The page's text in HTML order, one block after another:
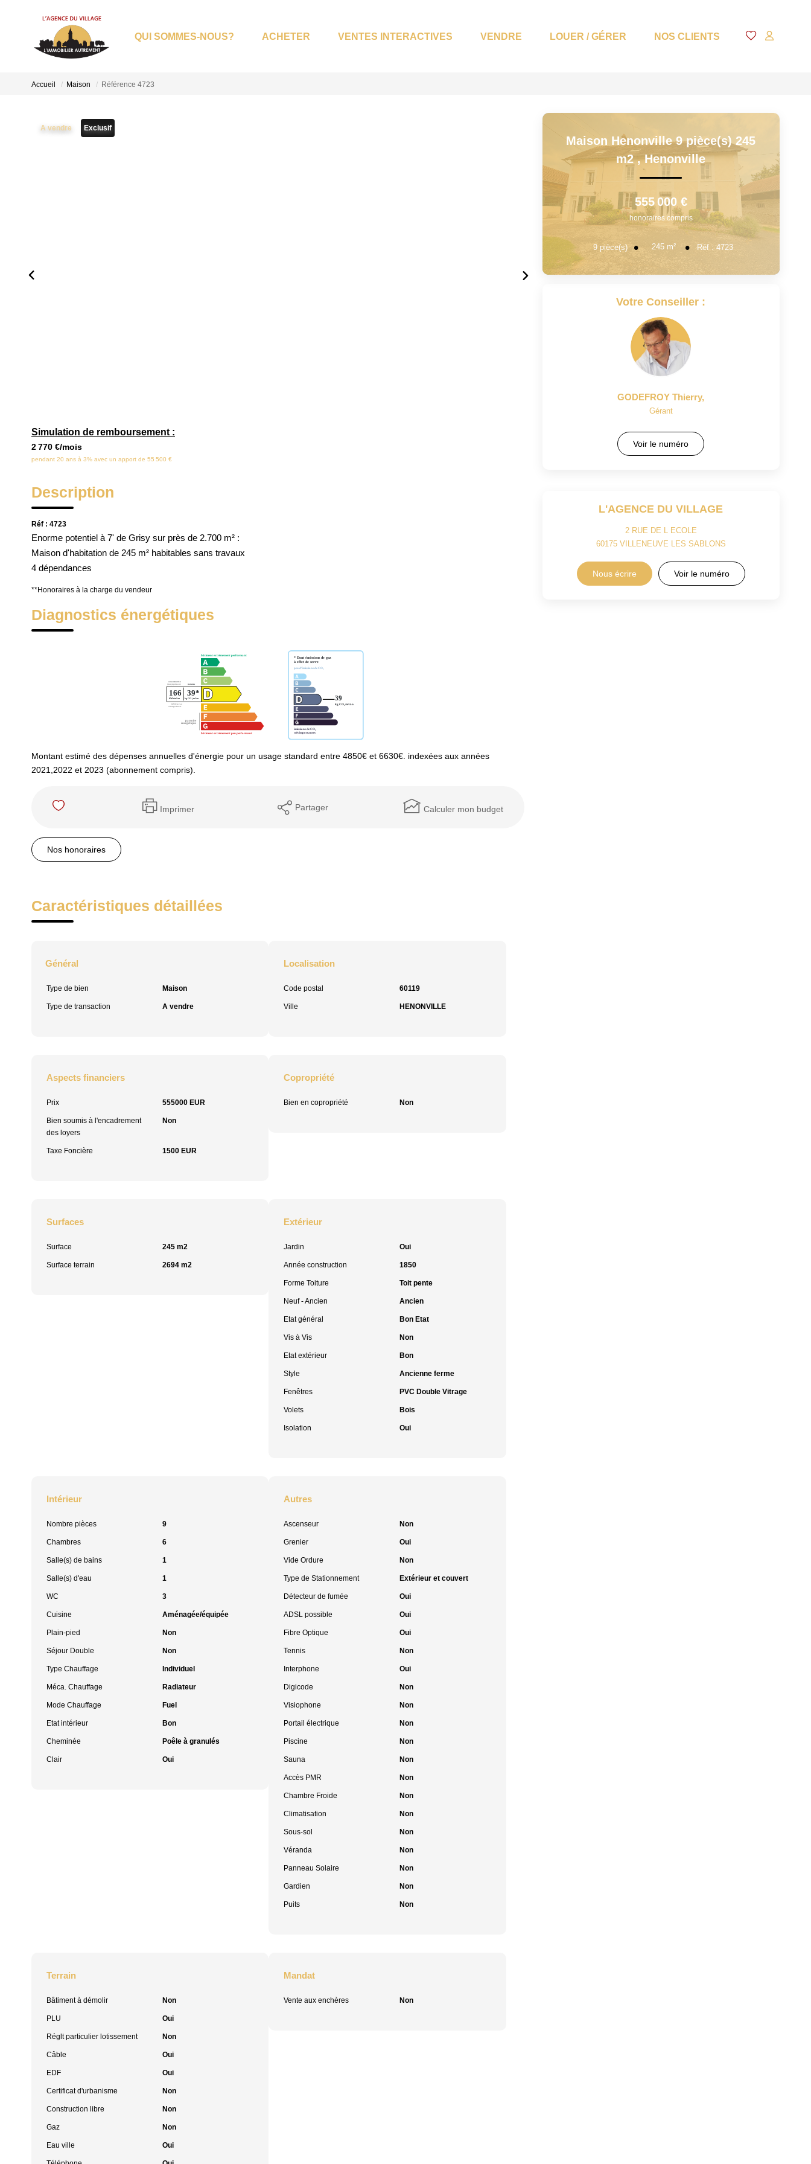
QUI SOMMES-NOUS? ACHETER VENTES INTERACTIVES VENDRE LOUER / GÉRER NOS CLIENTS
Accueil Maison Référence 4723
A vendre Exclusif
Simulation de remboursement :
2 770 €/mois
pendant 20 ans à 3% avec un apport de 55 500 €
Description
Réf : 4723
Enorme potentiel à 7' de Grisy sur près de 2.700 m² :
Maison d'habitation de 245 m² habitables sans travaux
4 dépendances
**Honoraires à la charge du vendeur
Diagnostics énergétiques
Montant estimé des dépenses annuelles d'énergie pour un usage standard entre 4850€ et 6630€. indexées aux années
2021,2022 et 2023 (abonnement compris).
Imprimer Partager Calculer mon budget
Nos honoraires
Caractéristiques détaillées
Général
Type de bien Maison
Type de transaction A vendre
Localisation
Code postal 60119
Ville HENONVILLE
Aspects financiers
Prix 555000 EUR
Bien soumis à l'encadrement
des loyers
Non
Taxe Foncière 1500 EUR
Copropriété
Bien en copropriété Non
Surfaces
Surface 245 m2
Surface terrain 2694 m2
Extérieur
Jardin Oui
Année construction 1850
Forme Toiture Toit pente
Neuf - Ancien Ancien
Etat général Bon Etat
Vis à Vis Non
Etat extérieur Bon
Style Ancienne ferme
Fenêtres PVC Double Vitrage
Volets Bois
Isolation Oui
Intérieur
Nombre pièces 9
Chambres 6
Salle(s) de bains 1
Salle(s) d'eau 1
WC 3
Cuisine Aménagée/équipée
Plain-pied Non
Séjour Double Non
Type Chauffage Individuel
Méca. Chauffage Radiateur
Mode Chauffage Fuel
Etat intérieur Bon
Cheminée Poêle à granulés
Clair Oui
Autres
Ascenseur Non
Grenier Oui
Vide Ordure Non
Type de Stationnement Extérieur et couvert
Détecteur de fumée Oui
ADSL possible Oui
Fibre Optique Oui
Tennis Non
Interphone Oui
Digicode Non
Visiophone Non
Portail électrique Non
Piscine Non
Sauna Non
Accès PMR Non
Chambre Froide Non
Climatisation Non
Sous-sol Non
Véranda Non
Panneau Solaire Non
Gardien Non
Puits Non
Terrain
Bâtiment à démolir Non
PLU Oui
Réglt particulier lotissement Non
Câble Oui
EDF Oui
Certificat d'urbanisme Non
Construction libre Non
Gaz Non
Eau ville Oui
Mandat
Vente aux enchères Non
Maison Henonville 9 pièce(s) 245
m2,Henonville
555 000 €
honoraires compris
9pièce(s) 245 m² Réf :4723
L'AGENCE DU VILLAGE
2 RUE DE L ECOLE
60175 VILLENEUVE LES SABLONS
Nous écrire Voir le numéro
Votre Conseiller :
GODEFROY Thierry,
Gérant
Voir le numéro